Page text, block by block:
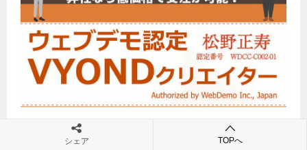
アナリティクス上級者（松野）
シェア TOPへ